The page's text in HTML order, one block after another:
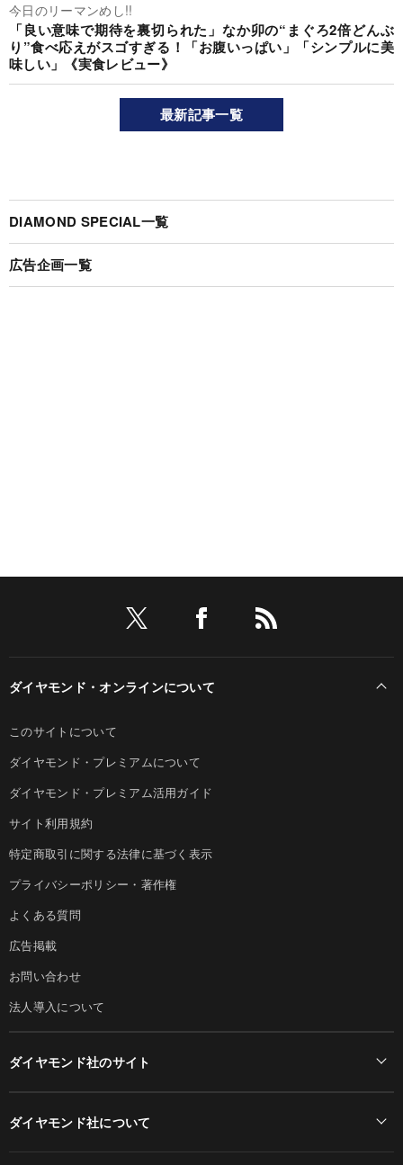
今日のリーマンめし!!
「良い意味で期待を裏切られた」なか卯の“まぐろ2倍どんぶ
り”食べ応えがスゴすぎる！「お腹いっぱい」「シンプルに美
味しい」《実食レビュー》
最新記事一覧
DIAMOND SPECIAL一覧
広告企画一覧
ダイヤモンド・オンラインについて
このサイトについて
ダイヤモンド・プレミアムについて
ダイヤモンド・プレミアム活用ガイド
サイト利用規約
特定商取引に関する法律に基づく表示
プライバシーポリシー・著作権
よくある質問
広告掲載
お問い合わせ
法人導入について
ダイヤモンド社のサイト
ダイヤモンド社について